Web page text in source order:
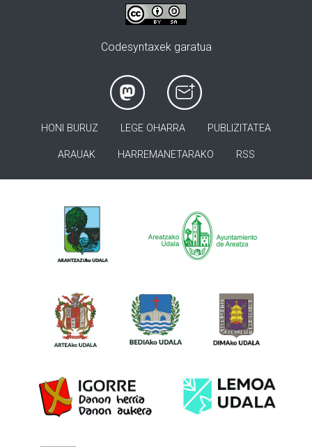
Codesyntaxek garatua
HONI BURUZ LEGE OHARRA PUBLIZITATEA
ARAUAK HARREMANETARAKO RSS